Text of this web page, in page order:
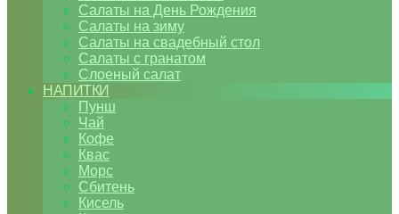
Салаты на День Рождения
Салаты на зиму
Салаты на свадебный стол
Салаты с гранатом
Слоеный салат
НАПИТКИ
Пунш
Чай
Кофе
Квас
Морс
Сбитень
Кисель